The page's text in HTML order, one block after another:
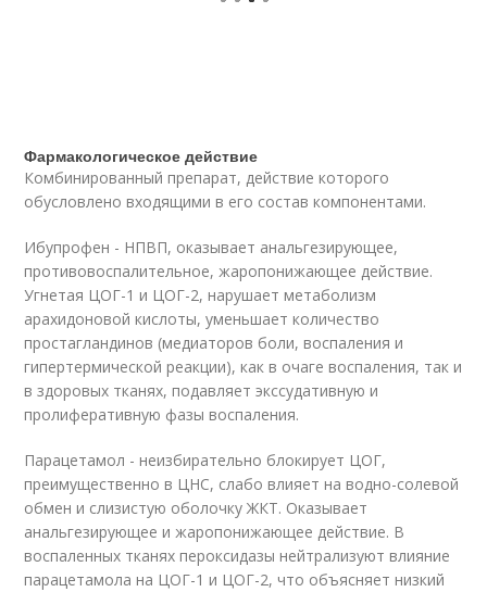
Фармакологическое действие
Комбинированный препарат, действие которого
обусловлено входящими в его состав компонентами.
Ибупрофен - НПВП, оказывает анальгезирующее,
противовоспалительное, жаропонижающее действие.
Угнетая ЦОГ-1 и ЦОГ-2, нарушает метаболизм
арахидоновой кислоты, уменьшает количество
простагландинов (медиаторов боли, воспаления и
гипертермической реакции), как в очаге воспаления, так и
в здоровых тканях, подавляет экссудативную и
пролиферативную фазы воспаления.
Парацетамол - неизбирательно блокирует ЦОГ,
преимущественно в ЦНС, слабо влияет на водно-солевой
обмен и слизистую оболочку ЖКТ. Оказывает
анальгезирующее и жаропонижающее действие. В
воспаленных тканях пероксидазы нейтрализуют влияние
парацетамола на ЦОГ-1 и ЦОГ-2, что объясняет низкий